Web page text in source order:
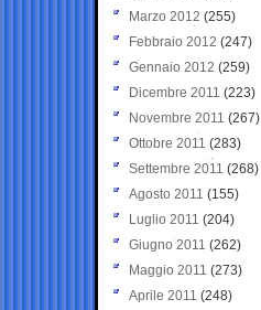
Marzo 2012 (255)
Febbraio 2012 (247)
Gennaio 2012 (259)
Dicembre 2011 (223)
Novembre 2011 (267)
Ottobre 2011 (283)
Settembre 2011 (268)
Agosto 2011 (155)
Luglio 2011 (204)
Giugno 2011 (262)
Maggio 2011 (273)
Aprile 2011 (248)